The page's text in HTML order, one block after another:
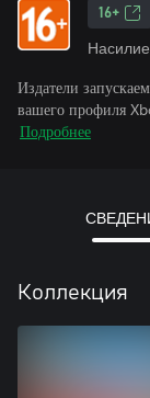
16+
Насилие
Издатели
вашего профиля
Подробнее
Коллекция